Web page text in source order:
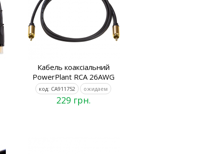
Кабель коаксіальний
PowerPlant RCA 26AWG
код: CA911752 ожидаем
229 грн.